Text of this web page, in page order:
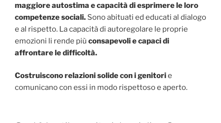
maggiore autostima e capacità di esprimere le loro
competenze sociali. Sono abituati ed educati al dialogo
e al rispetto. La capacità di autoregolare le proprie
emozioni li rende più consapevoli e capaci di
affrontare le difficoltà.
Costruiscono relazioni solide con i genitorie
comunicano con essi in modo rispettoso e aperto.